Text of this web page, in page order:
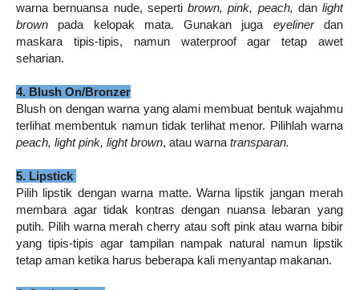
warna bernuansa nude, seperti brown, pink, peach, dan light
brown pada kelopak mata. Gunakan juga eyelinerdan
maskara tipis-tipis, namun waterproof agar tetap awet
seharian.
4. Blush On/Bronzer
Blush on dengan warna yang alami membuat bentuk wajahmu
terlihat membentuk namun tidak terlihat menor. Pilihlah warna
peach, light pink, light brown, atau warna transparan.
5. Lipstick
Pilih lipstik dengan warna matte. Warna lipstik jangan merah
membara agar tidak kontras dengan nuansa lebaran yang
putih. Pilih warna merah cherry atau soft pink atau warna bibir
yang tipis-tipis agar tampilan nampak natural namun lipstik
tetap aman ketika harus beberapa kali menyantap makanan.